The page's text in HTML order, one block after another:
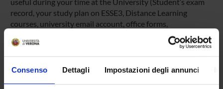
Consenso Dettagli Impostazioni degli annunci
record, your study plan on ESSE3, Distance Learning
courses, university email account, office forms,
administrative procedures, etc.). You can log into MyUnivr
with your GIA login details: only in this way will you be able
to receive notification of all the notices from your teachers
and your secretariat via email and also via the Univr app.